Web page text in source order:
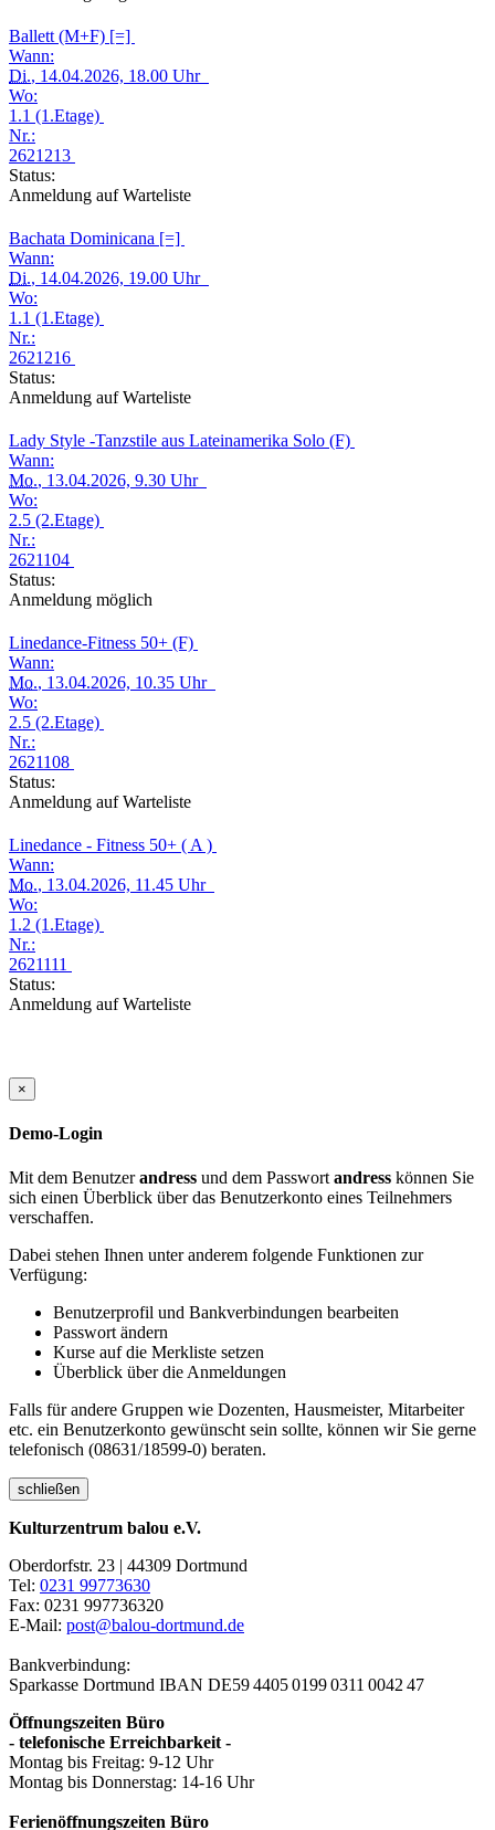
Ballett (M+F) [=]
Wann:
Di., 14.04.2026, 18.00 Uhr
Wo:
1.1 (1.Etage)
Nr.:
2621213
Status:
Anmeldung auf Warteliste
Bachata Dominicana [=]
Wann:
Di., 14.04.2026, 19.00 Uhr
Wo:
1.1 (1.Etage)
Nr.:
2621216
Status:
Anmeldung auf Warteliste
Lady Style -Tanzstile aus Lateinamerika Solo (F)
Wann:
Mo., 13.04.2026, 9.30 Uhr
Wo:
2.5 (2.Etage)
Nr.:
2621104
Status:
Anmeldung möglich
Linedance-Fitness 50+ (F)
Wann:
Mo., 13.04.2026, 10.35 Uhr
Wo:
2.5 (2.Etage)
Nr.:
2621108
Status:
Anmeldung auf Warteliste
Linedance - Fitness 50+ ( A )
Wann:
Mo., 13.04.2026, 11.45 Uhr
Wo:
1.2 (1.Etage)
Nr.:
2621111
Status:
Anmeldung auf Warteliste
×
Demo-Login
Mit dem Benutzerandress und dem Passwort andress können Sie
sich einen Überblick über das Benutzerkonto eines Teilnehmers
verschaffen.
Dabei stehen Ihnen unter anderem folgende Funktionen zur
Verfügung:
Benutzerprofil und Bankverbindungen bearbeiten
Passwort ändern
Kurse auf die Merkliste setzen
Überblick über die Anmeldungen
Falls für andere Gruppen wie Dozenten, Hausmeister, Mitarbeiter
etc. ein Benutzerkonto gewünscht sein sollte, können wir Sie gerne
telefonisch (08631/18599-0) beraten.
schließen
Kulturzentrum balou e.V.
Oberdorfstr. 23 | 44309 Dortmund
Tel: 0231 99773630
Fax: 0231 997736320
E-Mail: post@balou-dortmund.de
Bankverbindung:
Sparkasse Dortmund IBAN DE59 4405 0199 0311 0042 47
Öffnungszeiten Büro
- telefonische Erreichbarkeit -
Montag bis Freitag: 9-12 Uhr
Montag bis Donnerstag: 14-16 Uhr
Ferienöffnungszeiten Büro